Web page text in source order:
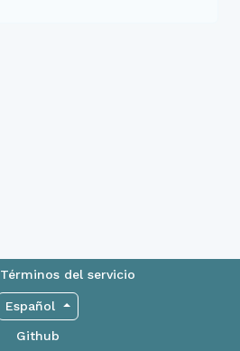
Términos del servicio
Español
Github